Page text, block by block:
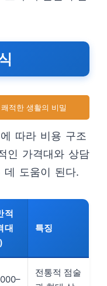
적한 생활의 비밀
따라 비용 구조
인 가격대와 상담
데 도움이 된다.
적
대
특징
전통적 점술